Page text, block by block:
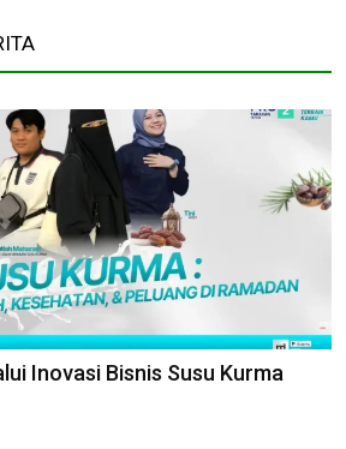
Inovasi Bisnis Susu Kurma